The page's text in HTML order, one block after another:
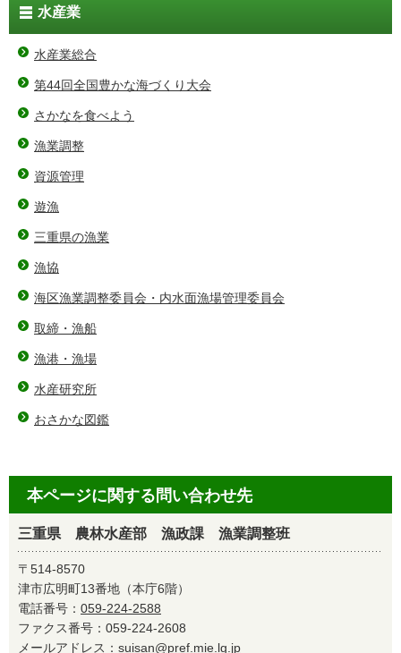
水産業
水産業総合
第44回全国豊かな海づくり大会
さかなを食べよう
漁業調整
資源管理
遊漁
三重県の漁業
漁協
海区漁業調整委員会・内水面漁場管理委員会
取締・漁船
漁港・漁場
水産研究所
おさかな図鑑
本ページに関する問い合わせ先
三重県 農林水産部 漁政課 漁業調整班
〒514-8570
津市広明町13番地（本庁6階）
電話番号： 059-224-2588
ファクス番号：059-224-2608
メールアドレス： suisan@pref.mie.lg.jp